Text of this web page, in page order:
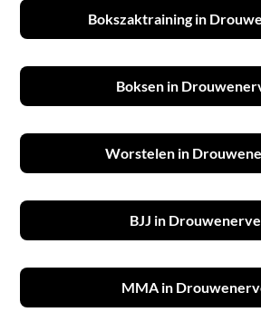
Bokszaktraining in
Boksen in
Worstelen in
BJJ in
MMA in